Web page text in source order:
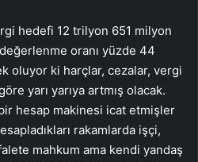
hedefi 12 trilyon 651 milyon
oranı yüzde 44
oluyor ki harçlar, cezalar, vergi
yarı yarıya artmış olacak.
hesap makinesi icat etmişler
rakamlarda işçi,
mahkum ama kendi yandaş